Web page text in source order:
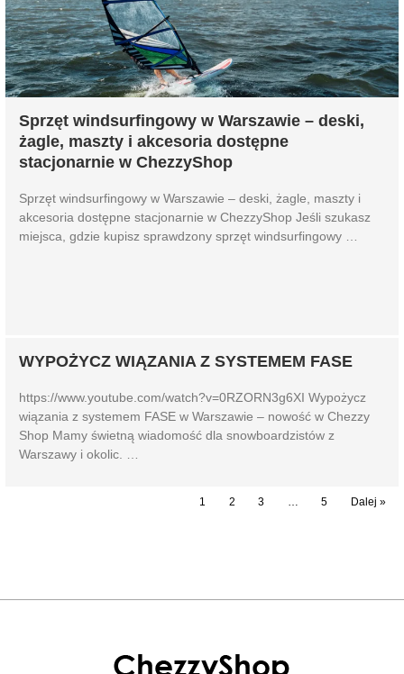
Sprzęt windsurfingowy w Warszawie – deski,
żagle, maszty i akcesoria dostępne
stacjonarnie w ChezzyShop
Sprzęt windsurfingowy w Warszawie – deski, żagle, maszty i
akcesoria dostępne stacjonarnie w ChezzyShop Jeśli szukasz
miejsca, gdzie kupisz sprawdzony sprzęt windsurfingowy …
WYPOŻYCZ WIĄZANIA Z SYSTEMEM FASE
https://www.youtube.com/watch?v=0RZORN3g6XI Wypożycz
wiązania z systemem FASE w Warszawie – nowość w Chezzy
Shop Mamy świetną wiadomość dla snowboardzistów z
Warszawy i okolic. …
1 2 3 … 5 Dalej »